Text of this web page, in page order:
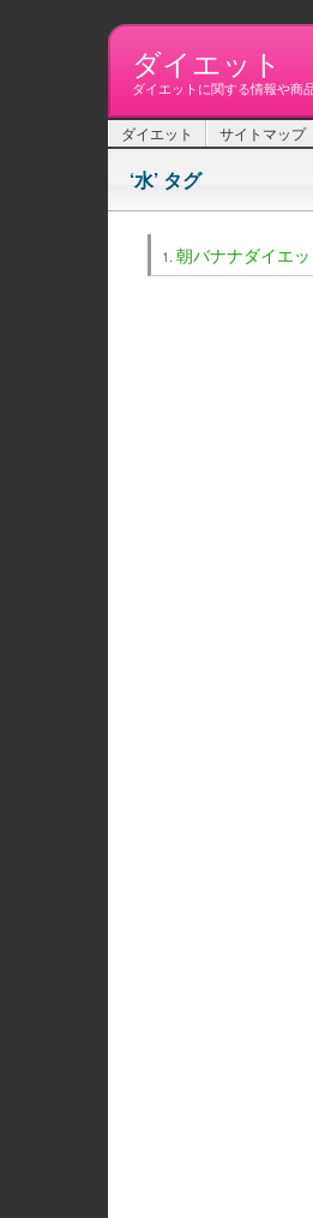
ダイエット
ダイエットに関する情報や商
ダイエット サイトマップ
‘水’ タグ
朝バナナダイエッ